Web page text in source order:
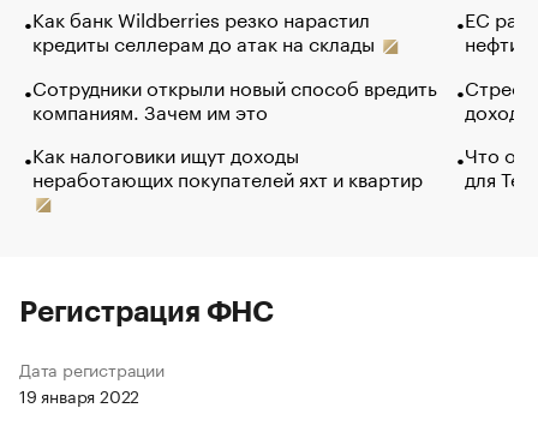
Как банк Wildberries резко нарастил
кредиты селлерам до атак на склады
Сотрудники открыли новый способ вредить
компаниям. Зачем им это
Как налоговики ищут доходы
неработающих покупателей яхт и квартир
ЕС
нефти
Что
для
Регистрация ФНС
Дата регистрации
19 января 2022